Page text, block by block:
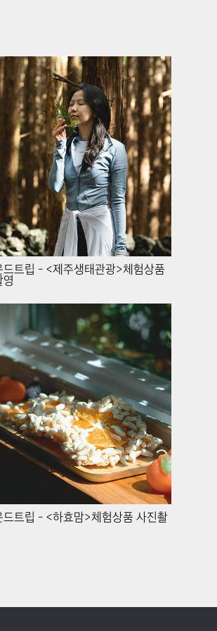
드트립 - <제주생태관광>체험상품
영
드트립 - <하효맘>체험상품 사진촬